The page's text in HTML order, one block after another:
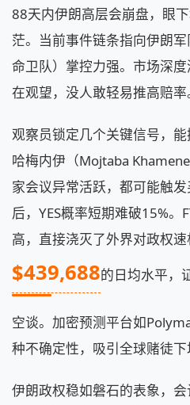
88天内伊朗高层会崩盘，眼
茫。当前事件链条指向伊朗
命卫队）掌控力强。市场深
在观望，没人敢轻易推高赔率
观察员锁定几个关键信号，
哈梅内伊（Mojtaba
家会议异常活跃，都可能触
后，YES概率短期难破15%。
高，直接浇灭了外界对政权
$439,688的日均水平，
空谈。加密预测平台如
种不确定性，吸引全球赌徒下
伊朗政权稳如磐石的表象，